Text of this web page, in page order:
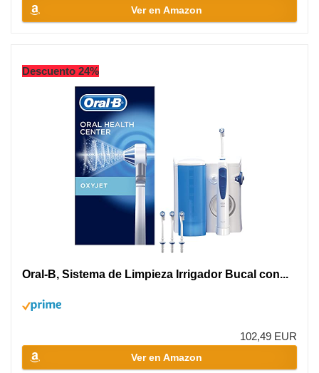
Ver en Amazon
Descuento 24%
Oral-B, Sistema de Limpieza Irrigador Bucal con...
102,49 EUR
Ver en Amazon